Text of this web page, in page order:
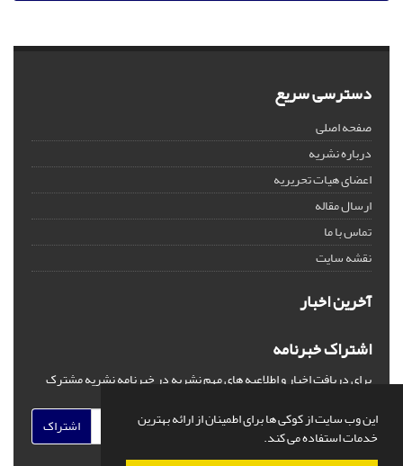
این وب سایت از کوکی ها برای اطمینان از ارائه بهترین
خدمات استفاده می کند.
دسترسی سریع
صفحه اصلی
درباره نشریه
اعضای هیات تحریریه
ارسال مقاله
تماس با ما
نقشه سایت
آخرین اخبار
اشتراک خبرنامه
برای دریافت اخبار و اطلاعیه های مهم نشریه در خبرنامه نشریه مشترک
اشتراک